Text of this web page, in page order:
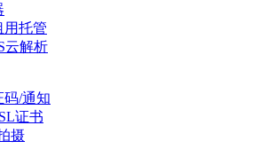
用托管
云解析
码/通知
证书
摄